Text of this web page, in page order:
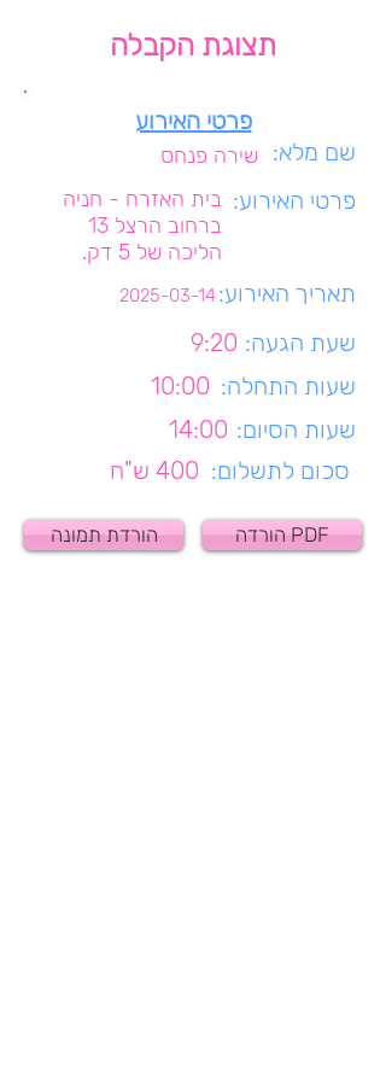
תצוגת הקבלה
פרטי האירוע
שירה פנחס שם מלא:
בית האזרח - חניה
ברחוב הרצל 13
הליכה של 5 דק.
פרטי האירוע:
2025-03-14תאריך האירוע:
9:20 שעת הגעה:
10:00 שעות התחלה:
14:00 שעות הסיום:
400 ש"ח סכום לתשלום:
הורדת תמונה הורדה PDF